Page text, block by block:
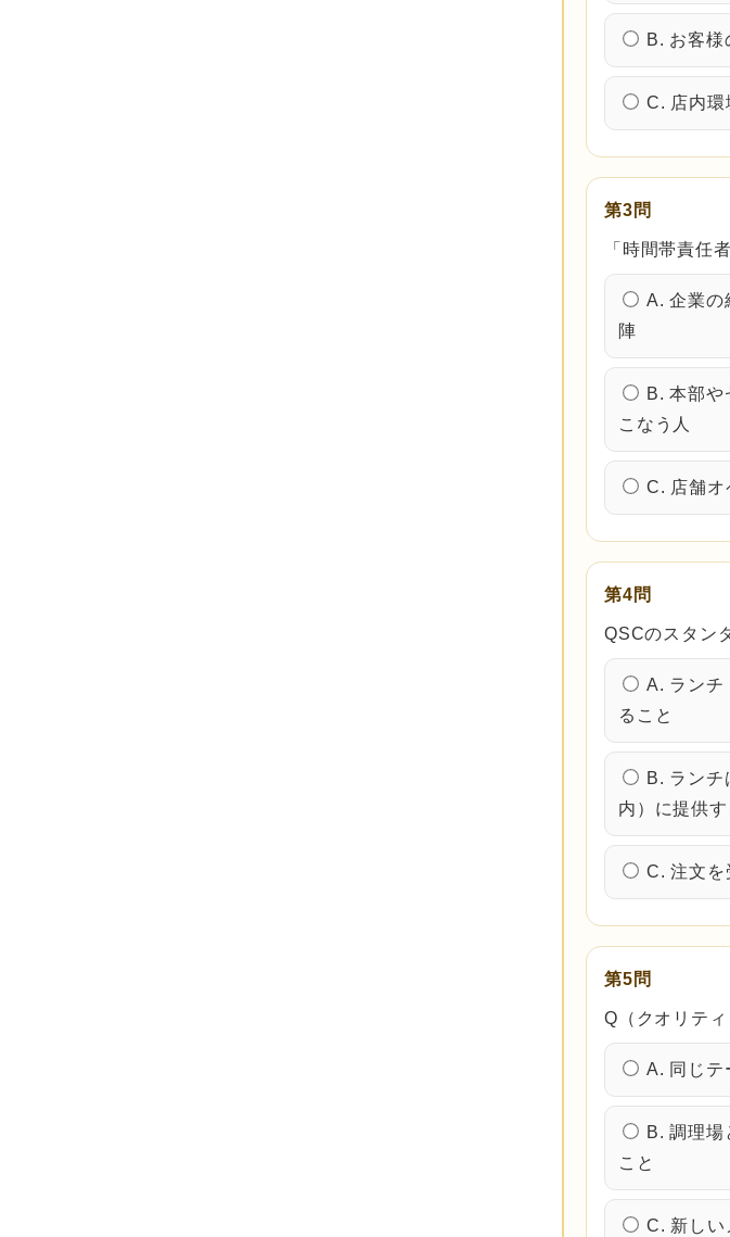
B. お客様
C. 店内環
第3問
「時間帯責任
A. 企業の
陣
B. 本部や
こなう人
C. 店舗オ
第4問
QSCのスタン
A. ランチ
ること
B. ランチ
内）に提供す
C. 注文を
第5問
Q（クオリテ
A. 同じテ
B. 調理場
こと
C. 新しい